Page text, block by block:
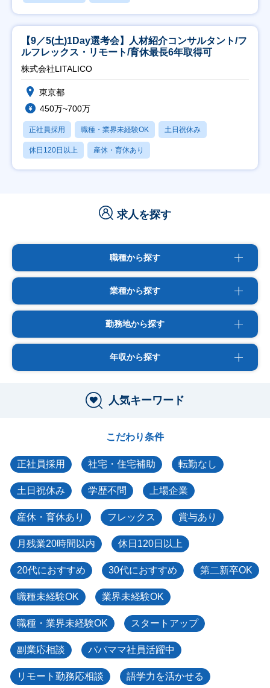
【9／5(土)1Day選考会】人材紹介コンサルタント/フ
ルフレックス・リモート/育休最長6年取得可
株式会社LITALICO
東京都
450万~700万
正社員採用 職種・業界未経験OK 土日祝休み
休日120日以上 産休・育休あり
求人を探す
職種から探す
業種から探す
勤務地から探す
年収から探す
人気キーワード
こだわり条件
正社員採用 社宅・住宅補助 転勤なし
土日祝休み 学歴不問 上場企業
産休・育休あり フレックス 賞与あり
月残業20時間以内 休日120日以上
20代におすすめ 30代におすすめ 第二新卒OK
職種未経験OK 業界未経験OK
職種・業界未経験OK スタートアップ
副業応相談 パパママ社員活躍中
リモート勤務応相談 語学力を活かせる